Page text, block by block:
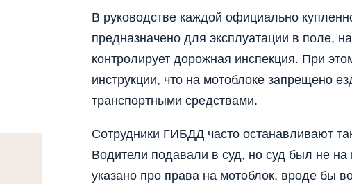
В руководстве каждой официально
предназначено для эксплуатации в поле,
контролирует дорожная инспекция. При
инструкции, что на мотоблоке запрещено
транспортными средствами.
Сотрудники ГИБДД часто останавливают
Водители подавали в суд, но суд был не на
указано про права на мотоблок, вроде бы